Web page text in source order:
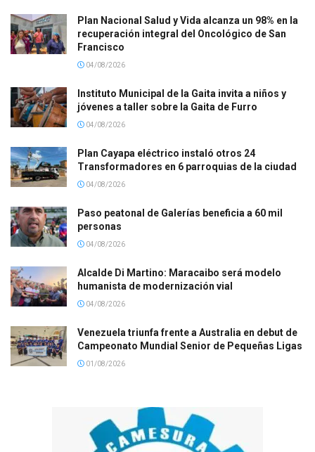
Plan Nacional Salud y Vida alcanza un 98% en la
recuperación integral del Oncológico de San
Francisco
04/08/2026
Instituto Municipal de la Gaita invita a niños y
jóvenes a taller sobre la Gaita de Furro
04/08/2026
Plan Cayapa eléctrico instaló otros 24
Transformadores en 6 parroquias de la ciudad
04/08/2026
Paso peatonal de Galerías beneficia a 60 mil
personas
04/08/2026
Alcalde Di Martino: Maracaibo será modelo
humanista de modernización vial
04/08/2026
Venezuela triunfa frente a Australia en debut de
Campeonato Mundial Senior de Pequeñas Ligas
01/08/2026